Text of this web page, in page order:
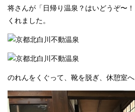
将さんが「日帰り温泉？はいどうぞ〜
くれました。
のれんをくぐって、靴を脱ぎ、休憩室へ